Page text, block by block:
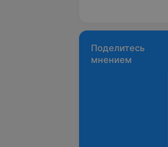
Поделитесь
мнением